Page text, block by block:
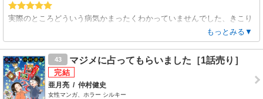
実際のところどういう病気かまったくわかっていませんでした、きこり
さんの漫画はとても分かりやすくて、すうっと頭に入ってきました。こ
ういう病気の方の漫画は、作者さんの客観視が甘くて読みづらいのがと
ても多いのですが、きこりさんのはそれが皆無。それがかえって、この
まじめすぎる（配慮しすぎる）ところが御自分を縛り付けているので
は……と心配になりました。無理のない様にきこりさんらしくお仕事と
お勉強を頑張ってください。応援してます。
もっとみる▼
43 マジメに占ってもらいました［1話売り］
亜月亮 / 仲村健史
女性マンガ、ホラー シルキー